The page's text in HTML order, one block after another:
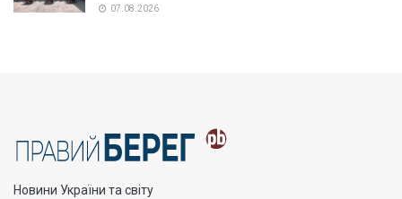
07.08.2026
Новини України та світу